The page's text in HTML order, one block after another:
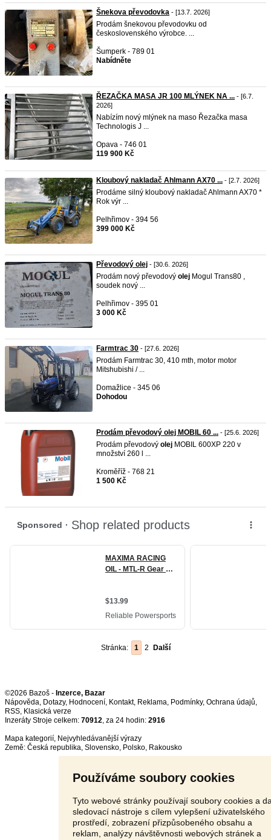
Používáme soubory cookies
Tyto webové stránky používají soubory cookies a
sledovací nástroje s cílem vylepšení uživatelského
prostředí, zobrazení přizpůsobeného obsahu a
reklam, analýzy návštěvnosti webových stránek a
Šnekova převodovka - [13.7. 2026]
Prodám šnekovou převodovku od
československého výrobce. ...
Šumperk - 789 01
Nabídněte
ŘEZAČKA MASA JR 100 MLÝNEK NA ... - [6.7.
2026]
Nabízím nový mlýnek na maso Řezačka masa
Technologis J ...
Opava - 746 01
119 900 Kč
Kloubový nakladač Ahlmann AX70 ... - [2.7. 2026]
Prodáme silný kloubový nakladač Ahlmann AX70 *
Rok výr ...
Pelhřimov - 394 56
399 000 Kč
Převodový olej - [30.6. 2026]
Prodám nový převodový olej Mogul Trans80 ,
soudek nový ...
Pelhřimov - 395 01
3 000 Kč
Farmtrac 30 - [27.6. 2026]
Prodám Farmtrac 30, 410 mth, motor motor
Mitshubishi / ...
Domažlice - 345 06
Dohodou
Prodám převodový olej MOBIL 60 ... - [25.6. 2026]
Prodám převodový olej MOBIL 600XP 220 v
množství 260 l ...
Kroměříž - 768 21
1 500 Kč
Stránka: 1 2 Další
©2026 Bazoš - Inzerce, Bazar
Nápověda, Dotazy, Hodnocení, Kontakt, Reklama, Podmínky, Ochrana údajů,
RSS,
Inzeráty Stroje celkem: 70912, za 24 hodin: 2916
Mapa kategorií, Nejvyhledávanější výrazy
Země: Česká republika, Slovensko, Polsko, Rakousko